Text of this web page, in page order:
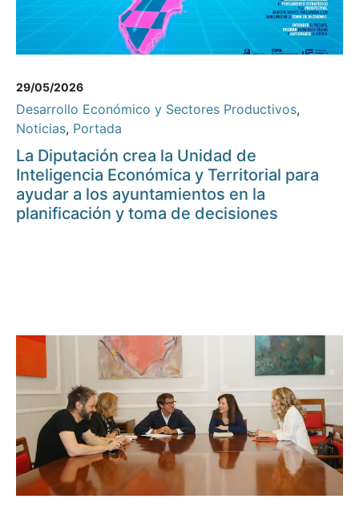
29/05/2026
Desarrollo Económico y Sectores Productivos,
Noticias, Portada
La Diputación crea la Unidad de
Inteligencia Económica y Territorial para
ayudar a los ayuntamientos en la
planificación y toma de decisiones